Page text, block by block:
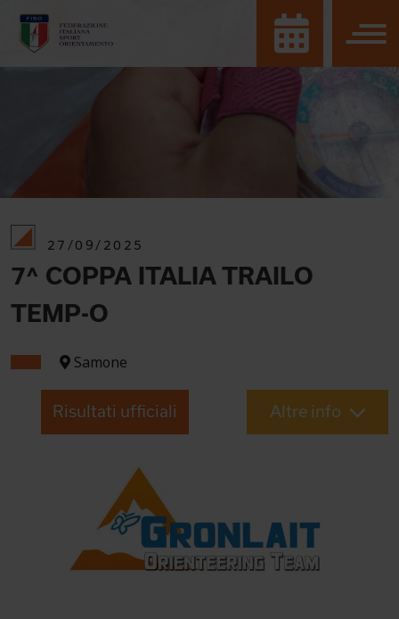
27/09/2025
7^ COPPA ITALIA TRAILO
TEMP-O
Samone
Risultati ufficiali Altre info